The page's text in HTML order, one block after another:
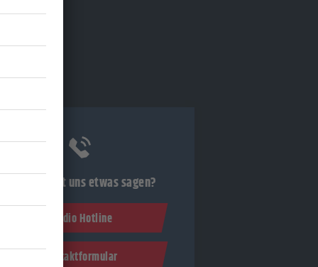
Du möchtest uns etwas sagen?
Studio Hotline
Kontaktformular